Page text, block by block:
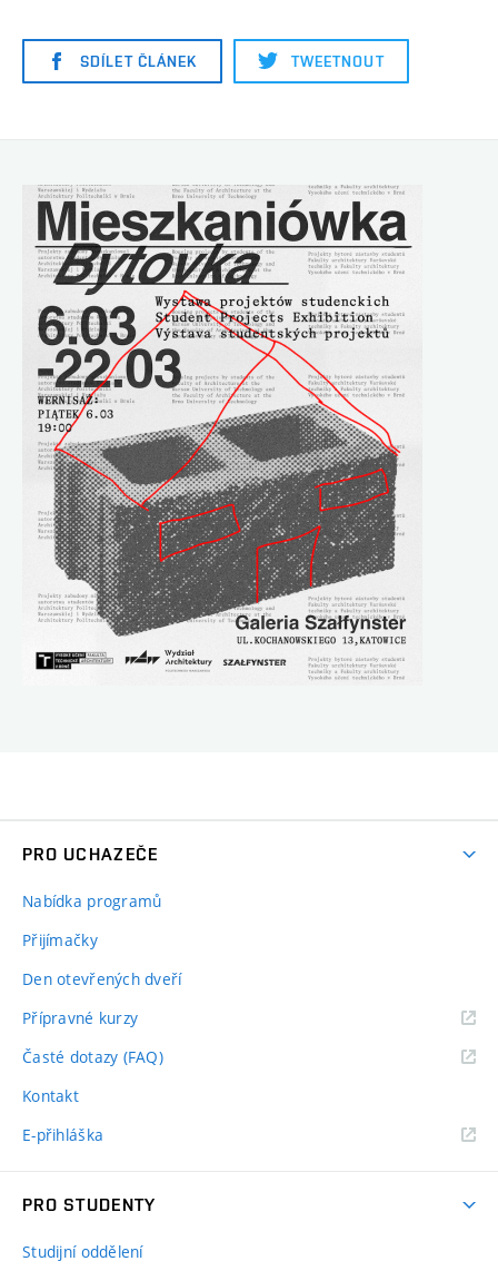
SDÍLET ČLÁNEK TWEETNOUT
PRO UCHAZEČE
Nabídka programů
Přijímačky
Den otevřených dveří
Přípravné kurzy
Časté dotazy (FAQ)
Kontakt
E-přihláška
PRO STUDENTY
Studijní oddělení